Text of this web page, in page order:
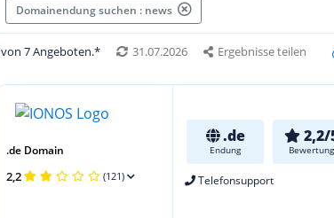
Domainendung suchen : news
von 7 Angeboten.* 31.07.2026 Ergebnisse teilen
.de
Endung
2,2/
Bewertung
Telefonsupport
.de Domain
2,2 (121)